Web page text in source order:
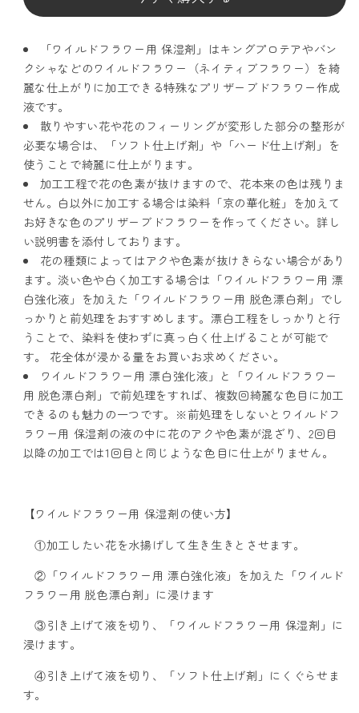
フ
ラ
ワ
ー
加
工
液
フ
レ
ッ
シ
ュ
ア
ー
ト
ぷ
り
液
ワ
イ
ル
ラ
ワ
用
湿
剤
無
フ
ラ
ワ
ー
工
液
フ
レ
ッ
シ
ュ
ア
ー
ト
ぷ
り
液
ワ
イ
ル
ラ
ワ
用
保
湿
無
「ワイルドフラワー用 保湿剤」はキングプロテアやバン
クシャなどのワイルドフラワー（ネイティブフラワー）を綺
麗な仕上がりに加工できる特殊なプリザーブドフラワー作成
液です。
散りやすい花や花のフィーリングが変形した部分の整形が
必要な場合は、「ソフト仕上げ剤」や「ハード仕上げ剤」を
使うことで綺麗に仕上がります。
加工工程で花の色素が抜けますので、花本来の色は残りま
せん。白以外に加工する場合は染料「京の華化粧」を加えて
お好きな色のプリザーブドフラワーを作ってください。詳し
い説明書を添付しております。
花の種類によってはアクや色素が抜けきらない場合があり
ます。淡い色や白く加工する場合は「ワイルドフラワー用 漂
白強化液」を加えた「ワイルドフラワー用 脱色漂白剤」でし
っかりと前処理をおすすめします。漂白工程をしっかりと行
うことで、染料を使わずに真っ白く仕上げることが可能で
す。 花全体が浸かる量をお買いお求めください。
ワイルドフラワー用 漂白強化液」と「ワイルドフラワー
用 脱色漂白剤」で前処理をすれば、複数回綺麗な色目に加工
できるのも魅力の一つです。※前処理をしないとワイルドフ
ラワー用 保湿剤の液の中に花のアクや色素が混ざり、2回目
以降の加工では1回目と同じような色目に仕上がりません。
【ワイルドフラワー用 保湿剤の使い方】
①加工したい花を水揚げして生き生きとさせます。
②「ワイルドフラワー用 漂白強化液」を加えた「ワイルド
フラワー用 脱色漂白剤」に浸けます
③引き上げて液を切り、「ワイルドフラワー用 保湿剤」に
浸けます。
④引き上げて液を切り、「ソフト仕上げ剤」にくぐらせま
す。